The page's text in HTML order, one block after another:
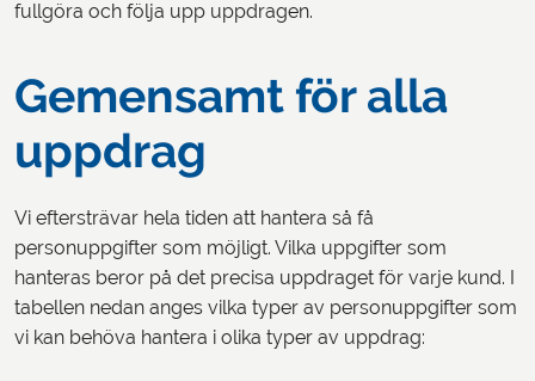
fullgöra och följa upp uppdragen.
Gemensamt för alla
uppdrag
Vi eftersträvar hela tiden att hantera så få
personuppgifter som möjligt. Vilka uppgifter som
hanteras beror på det precisa uppdraget för varje kund. I
tabellen nedan anges vilka typer av personuppgifter som
vi kan behöva hantera i olika typer av uppdrag: